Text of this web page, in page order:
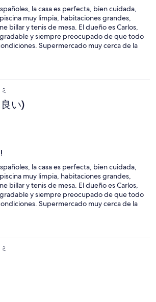
la casa es perfecta, bien cuidada,
muy limpia, habitaciones grandes,
billar y tenis de mesa. El dueño es Carlos,
y siempre preocupado de que todo
Supermercado muy cerca de la
Muchas gracias por el trato recibido y
い)
la casa es perfecta, bien cuidada,
muy limpia, habitaciones grandes,
billar y tenis de mesa. El dueño es Carlos,
y siempre preocupado de que todo
Supermercado muy cerca de la
Muchas gracias por el trato recibido y